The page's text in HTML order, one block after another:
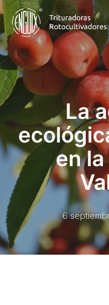
Skip
to
main
content
La
en
6